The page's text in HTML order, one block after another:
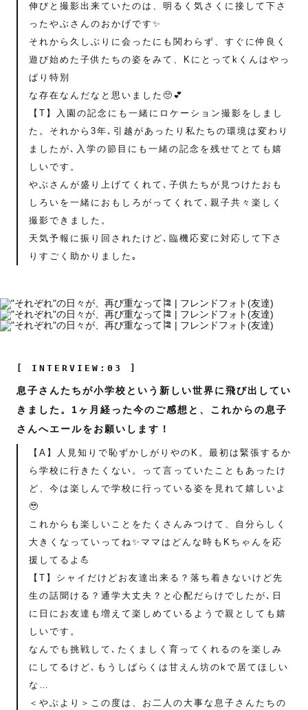
伸びと撮影出来ていたのは、明るく気さくに接して下さ
ったやぶさんのおかげです✨️
それから久しぶりに会ったにも関わらず、すぐに仲良く
遊び始めた子供たちの姿をみて、Kにとってkくんはやっ
ぱり特別
な存在なんだなと思いました🥺💕
【T】入園の記念にも一緒にロケーション撮影をしまし
た。それから3年､引越があったり私たちの環境は変わり
ましたが､入学の節目にも一緒の記念を残せてとても嬉
しいです。
やぶさんが盛り上げてくれて､子供たちが見つけたおも
しろいを一緒におもしろがってくれて､親子共々楽しく
撮影できました。
天気予報に振り回されたけど､臨機応変に対応して下さ
りすごく助かりました｡
[ INTERVIEW:03 ]
息子さんたちが小学校という新しい世界に飛び出してい
きました。1ヶ月経った今のご感想と、これからの息子
さんへエールをお願いします！
【A】人見知りで恥ずかしがりやのK。最初は緊張するか
ら学校に行きたくない。って言っていたこともあったけ
ど、今は楽しんで学校に行っている姿を見れて嬉しいよ
🥹
これからも楽しいことをたくさんみつけて、自分らしく
大きくなっていってね✨ママはどんな時もKちゃんを応
援してるよ💪
【T】シャイだけどお友達出来る？落ち着きないけど先
生の話聞ける？通学大丈夫？と心配だらけでしたが､日
に日にお友達も増えて楽しめているようで親としても嬉
しいです。
なんでも挑戦して､たくましく育ってくれるのを楽しみ
にしてるけど､もうしばらくは甘えん坊のkで居てほしい
な…
＜やぶより＞この度は、お二人の大事な息子さんたちの